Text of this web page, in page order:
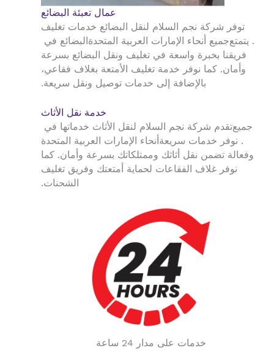
عمال تعبئة البضائع
توفر شركة نجم السلام لنقل البضائع خدمات تغليف
البضائع في جميع أنحاء الإمارات العربية المتحدة. يتمتع
فريقنا بخبرة واسعة في تغليف ونقل البضائع بسرعة
وأمان. كما نوفر خدمة تغليف الأمتعة بغلاف فقاعي،
بالإضافة إلى خدمات توصيل ونقل سريعة.
خدمة نقل الأثاث
تقدم شركة نجم السلام لنقل الأثاث خدماتها فيجميع
أنحاء الإمارات العربية المتحدة . نوفر خدمات سريعة
وفعالة تضمن نقل أثاثك وممتلكاتك بسرعة وأمان. كما
نوفر غلاف الفقاعات لحماية أمتعتك وفريق تغليف
الشحنات.
خدمات على مدار 24 ساعة